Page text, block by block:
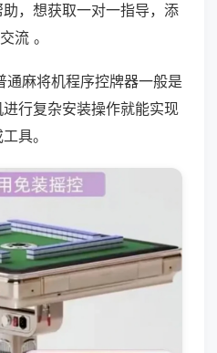
，想获取一对一指导，添
流 。
通麻将机程序控牌器一般是
行复杂安装操作就能实现
具。